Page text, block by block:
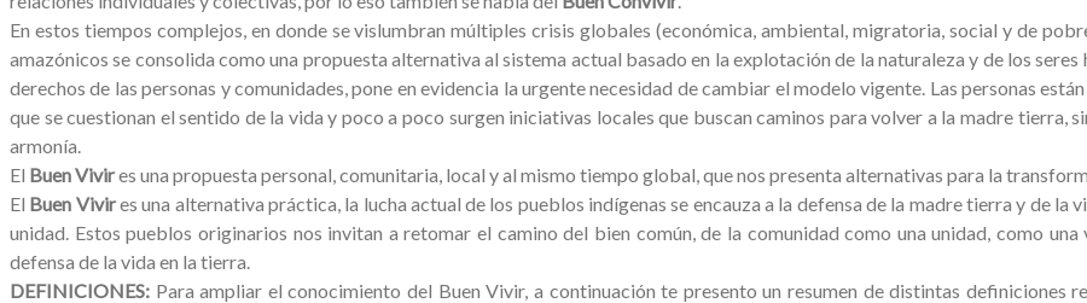
En estos tiempos complejos, en donde se vislumbran múltiples crisis globales (económica, ambiental, migratoria, social y de
amazónicos se consolida como una propuesta alternativa al sistema actual basado en la explotación de la naturaleza y de los
derechos de las personas y comunidades, pone en evidencia la urgente necesidad de cambiar el modelo vigente. Las personas
que se cuestionan el sentido de la vida y poco a poco surgen iniciativas locales que buscan caminos para volver a la madre
armonía.
El Buen Vivires una propuesta personal, comunitaria, local y al mismo tiempo global, que nos presenta alternativas para la
El Buen Vivires una alternativa práctica, la lucha actual de los pueblos indígenas se encauza a la defensa de la madre tierra y de la
unidad. Estos pueblos originarios nos invitan a retomar el camino del bien común, de la comunidad como una unidad, como
defensa de la vida en la tierra.
DEFINICIONES: Para ampliar el conocimiento del Buen Vivir, a continuación te presento un resumen de distintas definiciones